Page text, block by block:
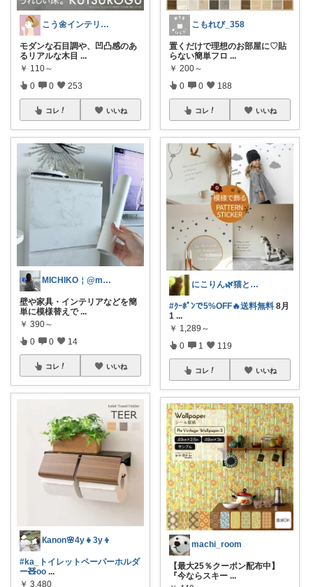
こう🌼インテリアと家事＆育児グッズ
モダンな石目調や、凹凸感のあ
るリアルな木目 ...
￥ 110～
0 0 253
コレ いいね
MICHIKO￤@maasan_gram
壁や家具・インテリアなどを簡
単に模様替えで ...
￥ 390～
0 0 14
コレ いいね
Кanon🌸4y👧3y👦
#ka_トイレットペーパーホルダ
ー🧸oo ...
￥ 3,480
こもれび_358
置くだけで理想のお部屋に♡貼
らない簡単フロ ...
￥ 200～
0 0 188
コレ いいね
にこりん🌿猫と暮らす主婦のROOM😹
#ｸｰﾎﾟﾝで5%OFF🔥送料無料 8月
1 ...
￥ 1,289～
0 1 119
コレ いいね
machi_room
【最大25％クーポン配布中】
『今ならスキー ...